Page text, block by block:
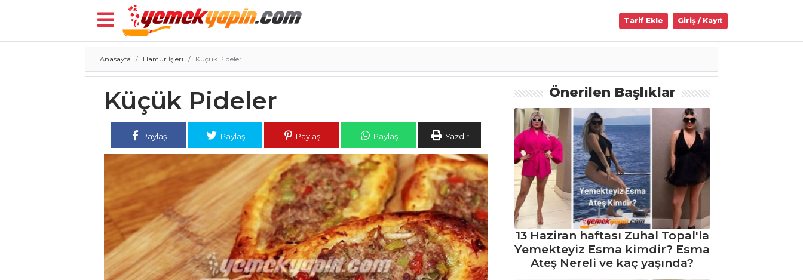
Tarif Ekle Giriş / Kayıt
Anasayfa Hamur İşleri Küçük Pideler
Küçük Pideler
Paylaş Paylaş Paylaş Paylaş Yazdır
Önerilen Başlıklar
13 Haziran haftası Zuhal Topal'la
Yemekteyiz Esma kimdir? Esma
Ateş Nereli ve kaç yaşında?